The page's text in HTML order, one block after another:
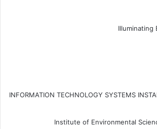
Illuminating
INFORMATION TECHNOLOGY SYSTEMS
Institute of Environmental